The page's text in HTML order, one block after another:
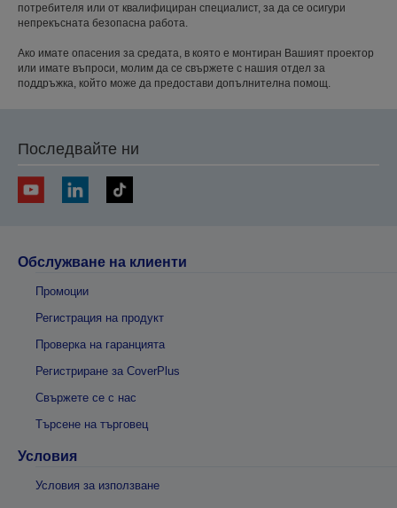
потребителя или от квалифициран специалист, за да се осигури
непрекъсната безопасна работа.
Ако имате опасения за средата, в която е монтиран Вашият проектор
или имате въпроси, молим да се свържете с нашия отдел за
поддръжка, който може да предостави допълнителна помощ.
Последвайте ни
Обслужване на клиенти
Промоции
Регистрация на продукт
Проверка на гаранцията
Регистриране за CoverPlus
Свържете се с нас
Търсене на търговец
Условия
Условия за използване